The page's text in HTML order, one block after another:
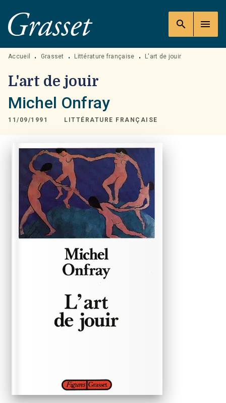
MENU RECHERCHE
PIED DE PAGE
search menu
Accueil • Grasset • Littérature française • L'art de jouir
L'art de jouir
Michel Onfray
11/09/1991 LITTÉRATURE FRANÇAISE